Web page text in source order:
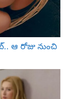
ఆ రోజు నుంచి